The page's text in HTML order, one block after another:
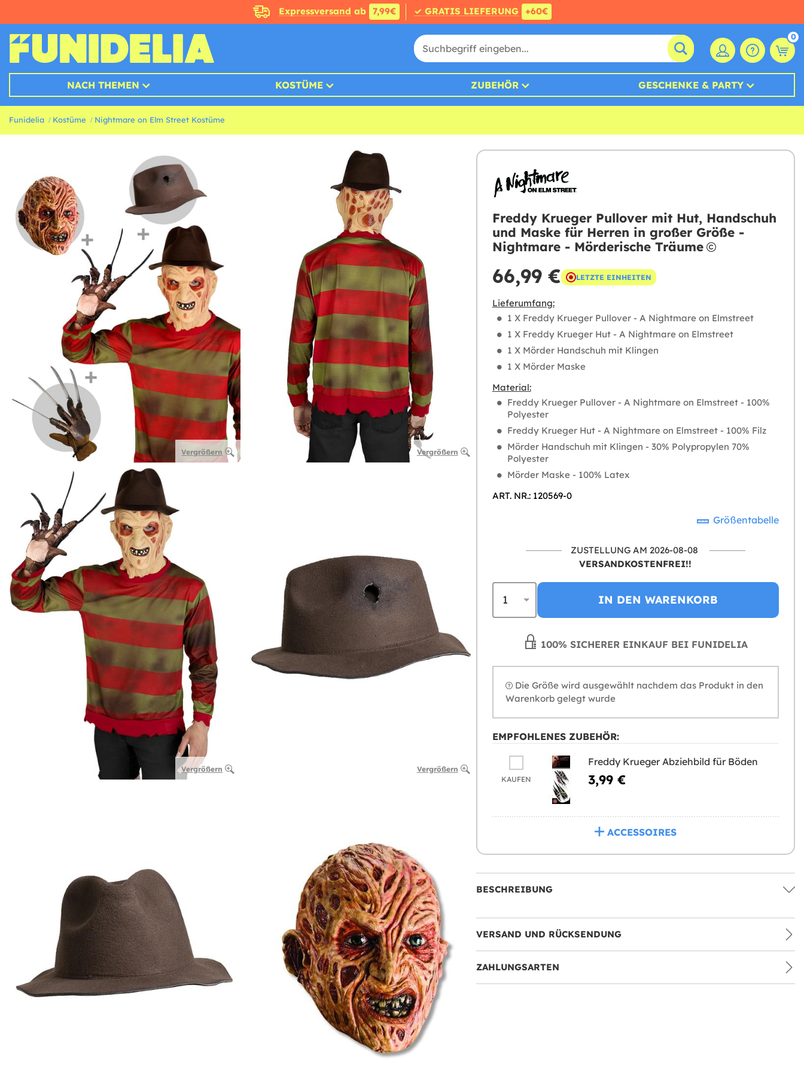
Expressversand ab 7,99€ ✓ GRATIS LIEFERUNG +60€
0
NACH THEMEN KOSTÜME ZUBEHÖR GESCHENKE & PARTY
Funidelia Kostüme Nightmare on Elm Street Kostüme
Vergrößern Vergrößern
Vergrößern Vergrößern
Freddy Krueger Pullover mit Hut, Handschuh
und Maske für Herren in großer Größe -
Nightmare - Mörderische Träume
66,99 € LETZTE EINHEITEN
Lieferumfang:
1 X Freddy Krueger Pullover - A Nightmare on Elmstreet
1 X Freddy Krueger Hut - A Nightmare on Elmstreet
1 X Mörder Handschuh mit Klingen
1 X Mörder Maske
Material:
Freddy Krueger Pullover - A Nightmare on Elmstreet - 100%
Polyester
Freddy Krueger Hut - A Nightmare on Elmstreet - 100% Filz
Mörder Handschuh mit Klingen - 30% Polypropylen 70%
Polyester
Mörder Maske - 100% Latex
ART. NR.: 120569-0
Größentabelle
ZUSTELLUNG AM 2026-08-08
VERSANDKOSTENFREI!!
IN DEN WARENKORB
100% SICHERER EINKAUF BEI FUNIDELIA
Die Größe wird ausgewählt nachdem das Produkt in den
Warenkorb gelegt wurde
EMPFOHLENES ZUBEHÖR:
KAUFEN
Freddy Krueger Abziehbild für Böden
3,99 €
ACCESSOIRES
BESCHREIBUNG
VERSAND UND RÜCKSENDUNG
ZAHLUNGSARTEN